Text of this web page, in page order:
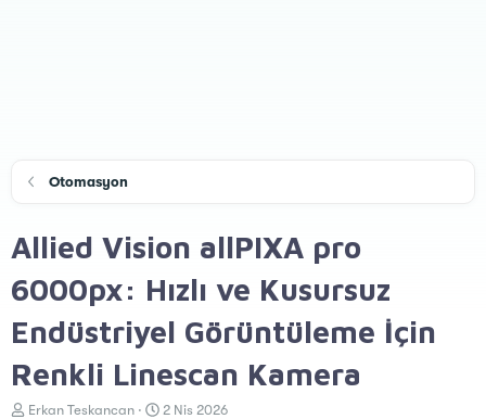
Otomasyon
Allied Vision allPIXA pro
6000px: Hızlı ve Kusursuz
Endüstriyel Görüntüleme İçin
Renkli Linescan Kamera
K
Erkan Teskancan
B
2 Nis 2026